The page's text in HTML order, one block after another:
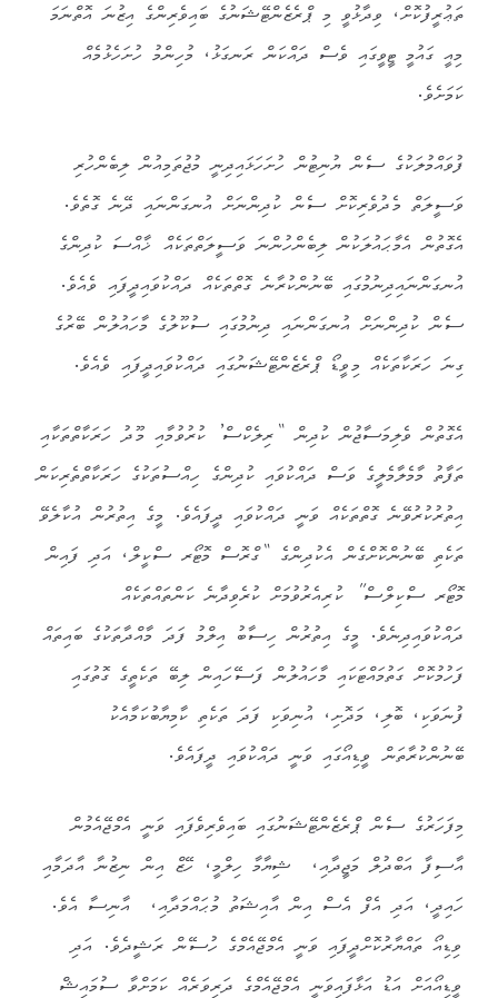
ތަޢުރީފުކޮށް، ވިދާޅުވީ މި ޕްރެޒެންޓޭޝަނުގެ ބައިވެރިންގެ އިޒުނަ އޮތްނަމަ
މިއީ ގައުމީ ޓީވީގައި ވެސް ދައްކަން ރަނގަޅު، މުހިންމު ހުށަހެޅުމެއް
ކަމަށެވެ.
ފުވައްމުލަކުގެ ސެން ޔުނިޓުން ހުށަހަޅައިދިނީ މުޖުތަމިއުން ލިބެންހުރި
ވަސީލަތް މެދުވެރިކޮށް ސެން ކުދިންނަށް އުނގަންނައި ދޭނެ ގޮތެވެ.
އެގޮތުން އެމާޙައުލަކުން ލިބެންހުންނަ ވަސީލަތްތަކެއް ޚާއްސަ ކުދިންގެ
އުނގަންނައިދިނުމުގައި ބޭނުންކުރާނެ ގޮތްތަކެއް ދައްކުވައިދީފައި ވެއެވެ.
ސެން ކުދިންނަށް އުނގަންނައި ދިނުމުގައި ސުކޫލުގެ މާހައުލުން ބޭރުގެ
ގިނަ ހަރަކާތަކެއް މިވީޑޯ ޕްރެޒެންޓޭޝަނުގައި ދައްކުވައިދީފައި ވެއެވެ.
އެގޮތުން ވެލިމަސާޖުން ކުދިން “ރިލެކްސް’ ކުރުވުމާއި މޫދު ހަރަކާތްތަކާއި
ތަފާތު މާމެލާމެލީގެ ވަސް ދައްކުވައި ކުދިންގެ ހިއްސުތަކުގެ ހަރަކާތްތެރިކަން
އިތުރުކުރުވޭނެ ގޮތްތަކެއް ވަނީ ދައްކުވައި ދީފައެވެ. މީގެ އިތުރުން އުކާލެވޭ
ތަކެތި ބޭނުންކޮށްގެން އެކުދިންގެ “ގްރޮސް މޮޓޯރ ސްކީލް، އަދި ފައިން
މޮޓޯރ ސްކިލްސް” ކުރިއެރުވުމަށް ކުރެވިދާނެ ކަންތައްތަކެއް
ދައްކުވައިދިނެވެ. މީގެ އިތުރުން ހިސާބު އިލްމު ފަދަ މާއްދާތަކުގެ ބައިތައް
ފަހުމުކޮށް ގަތުމައްޓަކައި މާހައުލުން ފަސޭހައިން ލިބޭ ތަކެތީގެ ގޮތުގައި
ފުނަވަކި، ބޮލި، މަދޮށި، އުނިވަކި ފަދަ ތަކެތި ކާމިޔާބުކަމާއެކު
ބޭނުންކުރާތަން ވީޑިއޯގައި ވަނީ ދައްކުވައި ދީފައެވެ.
މިފަހަރުގެ ސެން ޕްރެޒެންޓޭޝަނުގައި ބައިވެރިވެފައި ވަނީ އެމްޖޭއެމުން
އާސިފާ އަބްދުލް މަޖީދާއި، ޝިޔާމާ ހިލްމީ، ހޭޒް އިން ނިޒުނާ އާދަމާއި
ހައިދީ، އަދި އެފް އެސް އިން އާއިޝަތު މުޙައްމަދާއި، އާނިސާ އެވެ.
ވިޑިއޯ ތައްޔާރުކޮށްދީފައި ވަނީ އެމްޖޭއެމްގެ ހުސޭން ރަޝީދެވެ. އަދި
ވީޑިއޯއަށް އަޑު އަޅާފައިވަނީ އެމްޖޭއެމްގެ ދަރިވަރެއް ކަމަށްވާ ސުމައިޝް